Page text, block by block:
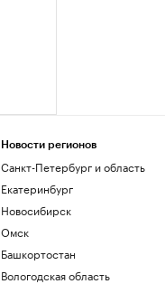
Новости регионов
Санкт-Петербург и область
Екатеринбург
Новосибирск
Омск
Башкортостан
Вологодская область